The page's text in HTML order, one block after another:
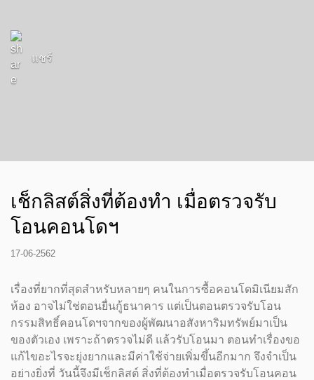
แชร์
เช็กลิสต์สิ่งที่ต้องทำ เมื่อตรวจรับ
โอนคอนโดฯ
17-06-2562
เรื่องที่ยากที่สุดสำหรับหลายๆ คนในการซื้อคอนโดมิเนียมสัก
ห้อง อาจไม่ใช่ตอนยื่นกู้ธนาคาร แต่เป็นตอนตรวจรับโอน
กรรมสิทธิ์คอนโดฯจากของผู้พัฒนาอสังหาริมทรัพย์มาเป็น
ของตัวเอง เพราะถ้าตรวจไม่ดี แล้วรับโอนมา ตอนทำเรื่องขอ
แก้ไขอะไรจะยุ่งยากและมีค่าใช้จ่ายเพิ่มขึ้นอีกมาก จึงจำเป็น
อย่างยิ่งที่ วันนี้จึงมีเช็กลิสต์ สิ่งที่ต้องทำเมื่อตรวจรับโอนคอน